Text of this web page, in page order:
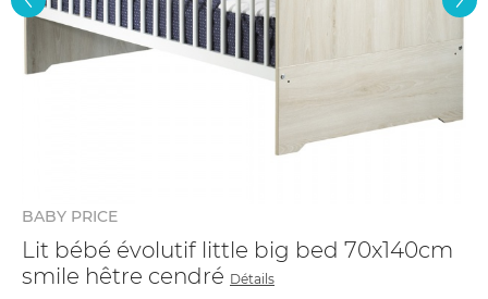
BABY PRICE
Lit bébé évolutif little big bed 70x140cm
smile hêtre cendré Détails